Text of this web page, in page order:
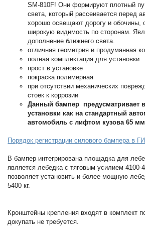
SM-810F! Они формируют плотный
света, который рассеивается перед
хорошо освещают дорогу и обочины,
широкую видимость по сторонам.
дополнение ближнего света.
отличная геометрия и продуманная
полная комплектация для установки
прост в установке
покраска полимерная
при отсутствии механических
стоек к коррозии
Данный бампер предусматривает
установки как на стандартный
автомобиль с лифтом кузова 65 мм
Порядок регистрации силового бампера в
В бампер интегрирована площадка для
является лебедка с тяговым усилием 4100-
позволяет установить и более мощную
5400 кг.
Кронштейны крепления входят в комплект
докупать не требуется.